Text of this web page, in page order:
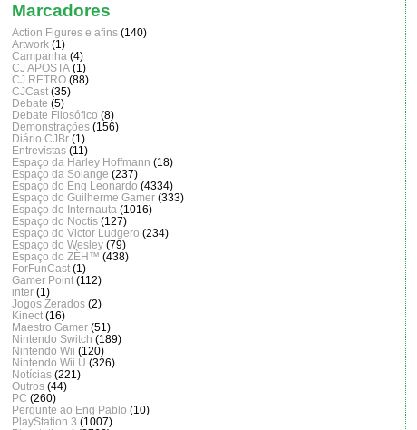
Marcadores
Action Figures e afins (140)
Artwork (1)
Campanha (4)
CJ APOSTA (1)
CJ RETRO (88)
CJCast (35)
Debate (5)
Debate Filosófico (8)
Demonstrações (156)
Diário CJBr (1)
Entrevistas (11)
Espaço da Harley Hoffmann (18)
Espaço da Solange (237)
Espaço do Eng Leonardo (4334)
Espaço do Guilherme Gamer (333)
Espaço do Internauta (1016)
Espaço do Noctis (127)
Espaço do Victor Ludgero (234)
Espaço do Wesley (79)
Espaço do ZÈH™ (438)
ForFunCast (1)
Gamer Point (112)
inter (1)
Jogos Zerados (2)
Kinect (16)
Maestro Gamer (51)
Nintendo Switch (189)
Nintendo Wii (120)
Nintendo Wii U (326)
Notícias (221)
Outros (44)
PC (260)
Pergunte ao Eng Pablo (10)
PlayStation 3 (1007)